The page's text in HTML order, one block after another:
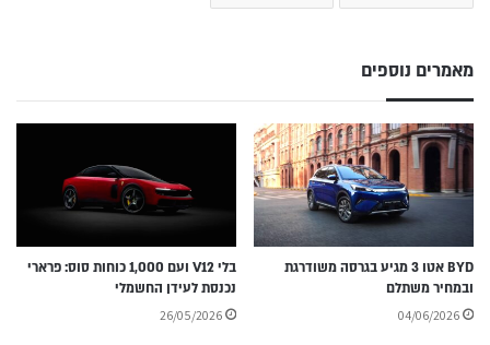
מאמרים נוספים
BYD אטו 3 מגיע בגרסה משודרגת
ובמחיר משתלם
04/06/2026
בלי V12 ועם 1,000 כוחות סוס: פרארי
נכנסת לעידן החשמלי
26/05/2026